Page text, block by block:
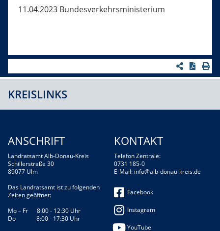
11.04.2023 Bundesverkehrsministerium
KREISLINKS
ANSCHRIFT
Landratsamt Alb-Donau-Kreis
Schillerstraße 30
89077 Ulm
Das Landratsamt ist zu folgenden
Zeiten geöffnet:
Mo – Fr 8:00 - 12:30 Uhr
Do 8:00 - 17:30 Uhr
KONTAKT
Telefon Zentrale:
0731 185-0
E-Mail: info@alb-donau-kreis.de
Facebook
Instagram
YouTube